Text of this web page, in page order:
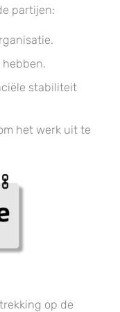
partijen:
stabiliteit
het werk uit te
op de